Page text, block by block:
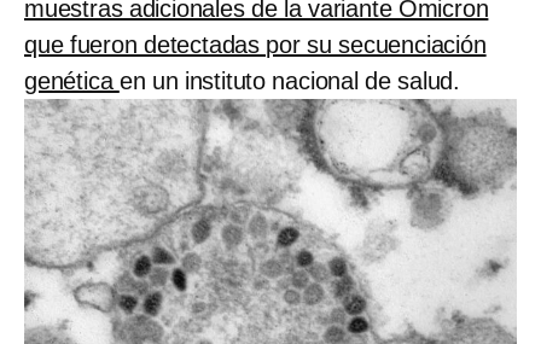
muestras adicionales de la variante Ómicron
que fueron detectadas por su secuenciación
genéticaen un instituto nacional de salud.